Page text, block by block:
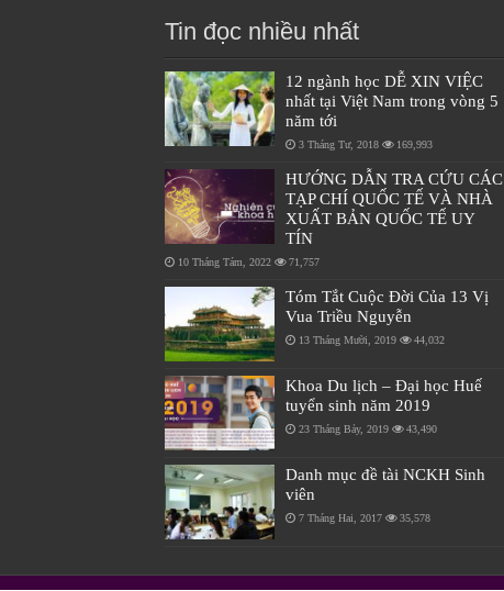
Tin đọc nhiều nhất
12 ngành học DỄ XIN VIỆC
nhất tại Việt Nam trong vòng 5
năm tới
3 Tháng Tư, 2018 169,993
HƯỚNG DẪN TRA CỨU CÁC
TẠP CHÍ QUỐC TẾ VÀ NHÀ
XUẤT BẢN QUỐC TẾ UY
TÍN
10 Tháng Tám, 2022 71,757
Tóm Tắt Cuộc Đời Của 13 Vị
Vua Triều Nguyễn
13 Tháng Mười, 2019 44,032
Khoa Du lịch – Đại học Huế
tuyển sinh năm 2019
23 Tháng Bảy, 2019 43,490
Danh mục đề tài NCKH Sinh
viên
7 Tháng Hai, 2017 35,578